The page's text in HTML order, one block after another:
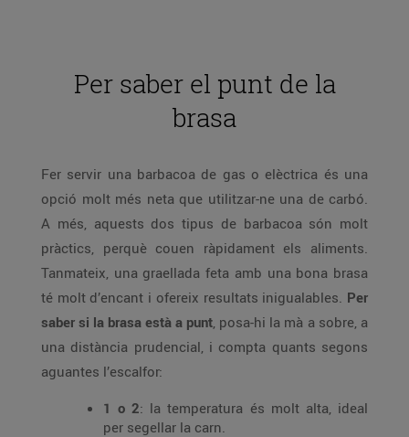
Per saber el punt de la
brasa
Fer servir una barbacoa de gas o elèctrica és una
opció molt més neta que utilitzar-ne una de carbó.
A més, aquests dos tipus de barbacoa són molt
pràctics, perquè couen ràpidament els aliments.
Tanmateix, una graellada feta amb una bona brasa
té molt d’encant i ofereix resultats inigualables. Per
saber si la brasa està a punt, posa-hi la mà a sobre, a
una distància prudencial, i compta quants segons
aguantes l’escalfor:
1 o 2: la temperatura és molt alta, ideal
per segellar la carn.